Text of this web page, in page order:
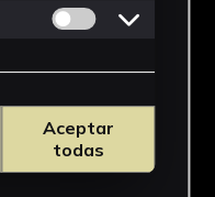
Permitir cookies
Aceptar
todas